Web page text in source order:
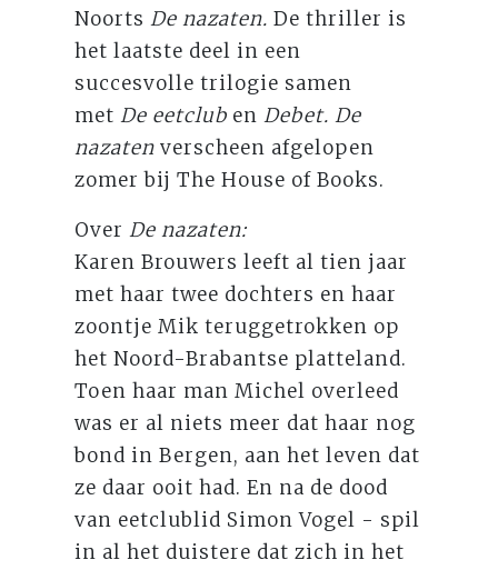
NoortsDe nazaten. De thriller is
het laatste deel in een
succesvolle trilogie samen
metDe eetclub enDebet. De
nazaten verscheen afgelopen
zomer bij The House of Books.
OverDe nazaten:
Karen Brouwers leeft al tien jaar
met haar twee dochters en haar
zoontje Mik teruggetrokken op
het Noord-Brabantse platteland.
Toen haar man Michel overleed
was er al niets meer dat haar nog
bond in Bergen, aan het leven dat
ze daar ooit had. En na de dood
van eetclublid Simon Vogel - spil
in al het duistere dat zich in het